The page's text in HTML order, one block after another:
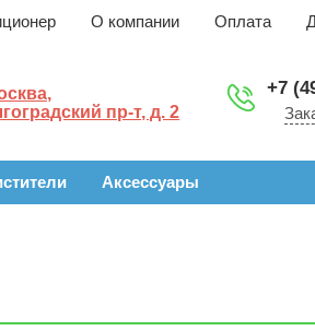
О компании Оплата
пр-т, д. 2
+7
Аксессуары